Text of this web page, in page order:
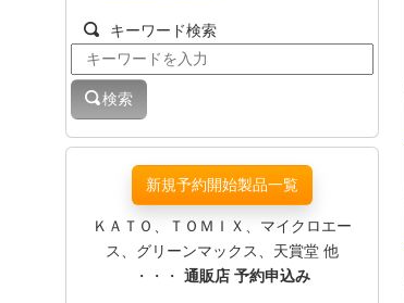
キーワード検索
検索
新規予約開始製品一覧
ＫＡＴＯ、ＴＯＭＩＸ、マイクロエー
ス、グリーンマックス、天賞堂 他
・・・ 通販店 予約申込み